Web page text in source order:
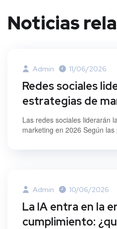
Noticias
Admin 11/06/2026
Redes sociales
estrategias de
Las redes sociales liderarán
marketing en 2026 Según
Admin 10/06/2026
La IA entra en la
cumplimiento: